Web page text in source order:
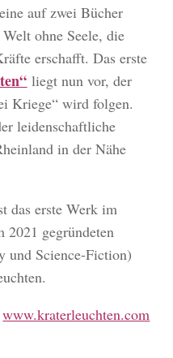
auf zwei Bücher
ohne Seele, die
erschafft. Das erste
liegt nun vor, der
Kriege“ wird folgen.
leidenschaftliche
in der Nähe
das erste Werk im
2021 gegründeten
und Science-Fiction)
www.kraterleuchten.com